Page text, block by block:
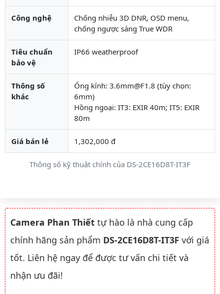
Thông số kỹ thuật chính của DS-2CE16D8T-IT3F
Công nghệ
Chống nhiễu 3D DNR, OSD menu,
chống ngược sáng True WDR
Tiêu chuẩn
bảo vệ
IP66 weatherproof
Thông số
khác
Ống kính: 3.6mm@F1.8 (tùy chọn:
6mm)
Hồng ngoại: IT3: EXIR 40m; IT5: EXIR
80m
Giá bán lẻ 1,302,000 đ
Camera Phan Thiết tự hào là nhà cung cấp
chính hãng sản phẩm DS-2CE16D8T-IT3F với giá
tốt. Liên hệ ngay để được tư vấn chi tiết và
nhận ưu đãi!